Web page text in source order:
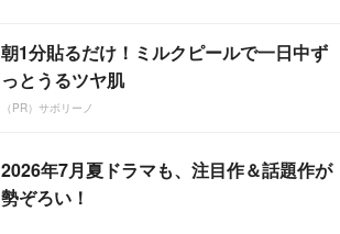
朝1分貼るだけ！ミルクピールで一日中ず
っとうるツヤ肌
（PR）サボリーノ
2026年7月夏ドラマも、注目作＆話題作が
勢ぞろい！